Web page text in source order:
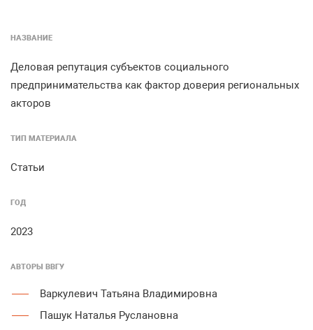
НАЗВАНИЕ
Деловая репутация субъектов социального
предпринимательства как фактор доверия региональных
акторов
ТИП МАТЕРИАЛА
Статьи
ГОД
2023
АВТОРЫ ВВГУ
Варкулевич Татьяна Владимировна
Пашук Наталья Руслановна